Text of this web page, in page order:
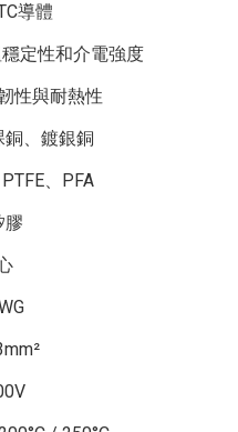
導體
定性和介電強度
性與耐熱性
、鍍銀銅
、PFA
膠